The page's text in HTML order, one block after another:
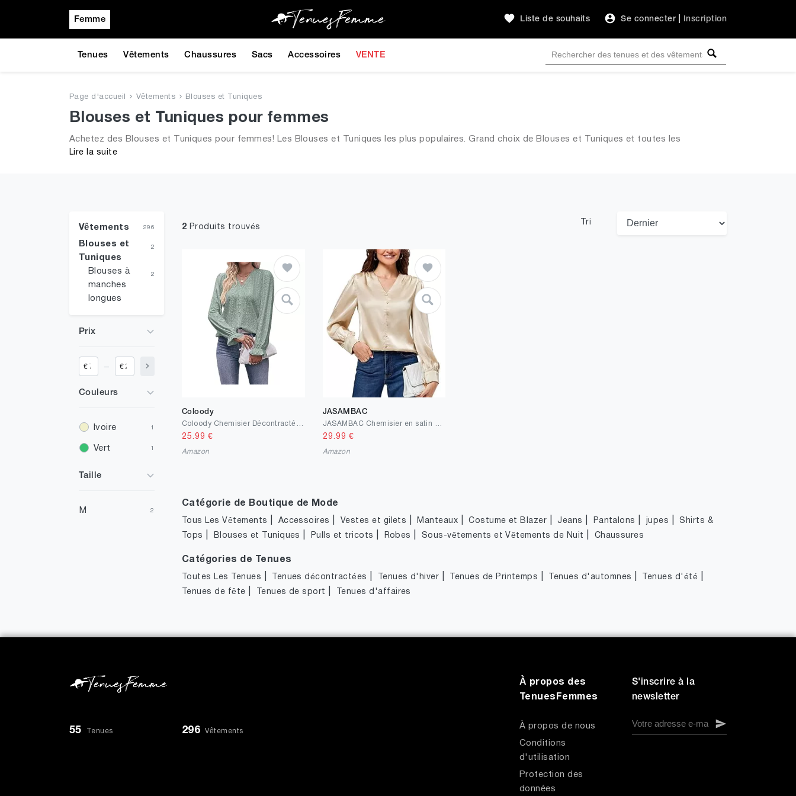
Femme Liste de souhaits Se connecter Inscription
Tenues Vêtements Chaussures Sacs Accessoires VENTE
Page d'accueil Vêtements Blouses et Tuniques
Blouses et Tuniques pour femmes
Achetez des Blouses et Tuniques pour femmes! Les Blouses et Tuniques les plus populaires. Grand choix de Blouses et Tuniques et toutes les
tendances de 2026 pour dames
Lire la suite
Vêtements 296
Blouses et
Tuniques
2
Blouses à
manches
longues
2
Prix
€ €
Couleurs
Ivoire 1
Vert 1
Taille
M 2
2 Produits trouvés
Tri
Coloody
25.99 €
Amazon
JASAMBAC
29.99 €
Amazon
Catégorie de Boutique de Mode
Tous Les Vêtements Accessoires Vestes et gilets Manteaux |Costume et Blazer |Jeans Pantalons jupes |Shirts &
Tops
Blouses et Tuniques Pulls et tricots Robes Sous-vêtements et Vêtements de Nuit Chaussures
Catégories de Tenues
Toutes Les Tenues Tenues décontractées Tenues d'hiver Tenues de Printemps Tenues d'automnes Tenues d'été
Tenues de fête Tenues de sport Tenues d'affaires
55 Tenues 296 Vêtements
À propos des
TenuesFemmes
À propos de nous
Conditions
d'utilisation
Protection des
données
S'inscrire à la
newsletter